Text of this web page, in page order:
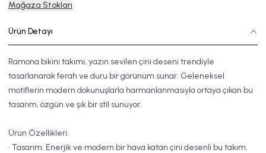
Mağaza Stokları
Ürün Detayı
Ramona bikini takımı, yazın sevilen çini deseni trendiyle
tasarlanarak ferah ve duru bir görünüm sunar. Geleneksel
motiflerin modern dokunuşlarla harmanlanmasıyla ortaya çıkan bu
tasarım, özgün ve şık bir stil sunuyor.
Ürün Özellikleri:
• Tasarım: Enerjik ve modern bir hava katan çini desenli bu takım,